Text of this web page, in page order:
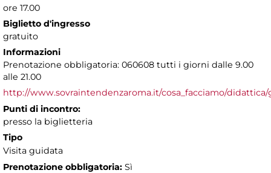
ore 17.00
Biglietto d'ingresso
gratuito
Informazioni
Prenotazione obbligatoria: 060608 tutti i giorni dalle 9.00
alle 21.00
http://www.sovraintendenzaroma.it/cosa_facciamo/didattica/
Punti di incontro:
presso la biglietteria
Tipo
Visita guidata
Prenotazione obbligatoria: Sì